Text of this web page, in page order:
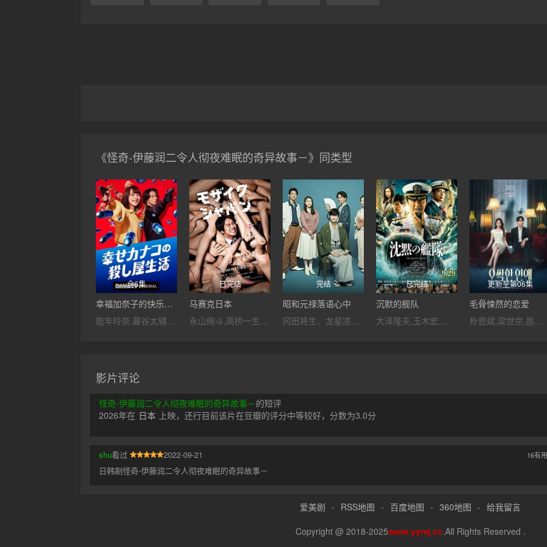
《怪奇-伊藤润二令人彻夜难眠的奇异故事－》同类型
全6集
幸福加奈子的快乐杀手生活
能年玲奈,藤谷太辅,矢本悠马,山崎纮菜,菅井友香,菅田俊,木村多江,渡部笃郎
已完结
马赛克日本
永山绚斗,高桥一生,浜川文美江
完结
昭和元禄落语心中
冈田将生、龙星凉、成海璃子、大政绚、山崎育三郎
已完结
沉默的舰队
大泽隆夫,玉木宏,上户彩,中村伦也,江口洋介,水川麻美,中山裕介,中村苍,笹野高史,夏川结衣,酒向芳,桥爪功,アレクス・ポーノヴィッチ
更新至第06集
毛骨悚然的恋爱
朴恩斌,梁世宗,邕圣祐
影片评论
怪奇-伊藤润二令人彻夜难眠的奇异故事－的短评
2026年在 日本 上映，还行目前该片在豆瓣的评分中等较好，分数为3.0分
16有用
shu看过
2022-09-21
日韩剧怪奇-伊藤润二令人彻夜难眠的奇异故事－
爱美剧 - RSS地图 - 百度地图 - 360地图 - 给我留言
Copyright @ 2018-2025www.yymj.cc.All Rights Reserved .